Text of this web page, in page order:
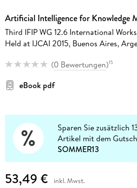
Artificial Intelligence for Knowledge
Third IFIP WG 12.6 International
Held at IJCAI 2015, Buenos Aires,
(0 Bewertungen)15
eBook pdf
Sparen Sie zusätzlich
Artikel mit dem
SOMMER13
53,49 € inkl. Mwst.